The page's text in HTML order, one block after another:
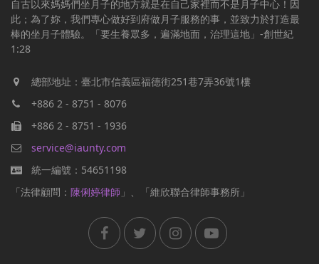
自古以來媽媽們坐月子的地方就是在自己家裡而不是月子中心！因
此；為了妳，我們專心做好到府做月子服務的事，並致力於打造最
棒的坐月子體驗。「要生養眾多，遍滿地面，治理這地」-創世紀
1:28
總部地址：臺北市信義區福德街251巷7弄36號1樓
+886 2 - 8751 - 8076
+886 2 - 8751 - 1936
service@iaunty.com
統一編號：54651198
「法律顧問： 陳俐婷律師 」、「維欣聯合律師事務所」